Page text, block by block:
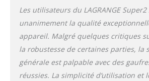
Les utilisateurs du LAGRANGE
unanimement la qualité
appareil. Malgré quelques critiques
la robustesse de certaines parties, la
générale est palpable avec des
réussies. La simplicité d’utilisation et